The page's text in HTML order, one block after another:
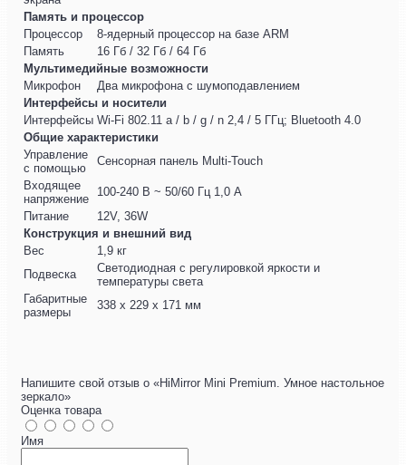
Память и процессор
Процессор
8-ядерный процессор на базе ARM
Память
16 Гб / 32 Гб / 64 Гб
Мультимедийные возможности
Микрофон
Два микрофона с шумоподавлением
Интерфейсы и носители
Интерфейсы Wi-Fi 802.11 a / b / g / n 2,4 / 5 ГГц; Bluetooth 4.0
Общие характеристики
Управление
с помощью
Сенсорная панель Multi-Touch
Входящее
напряжение
100-240 В ~ 50/60 Гц 1,0 А
Питание
12V, 36W
Конструкция и внешний вид
Вес
1,9 кг
Подвеска
Светодиодная с регулировкой яркости и
температуры света
Габаритные
размеры
338 х 229 х 171 мм
Напишите свой отзыв о «HiMirror Mini Premium. Умное настольное
зеркало»
Оценка товара
Имя